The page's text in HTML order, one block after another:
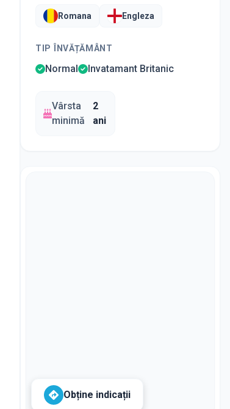
Romana Engleza
TIP ÎNVĂȚĂMÂNT
Normal Invatamant Britanic
Vârsta
minimă
2
ani
Obține indicații